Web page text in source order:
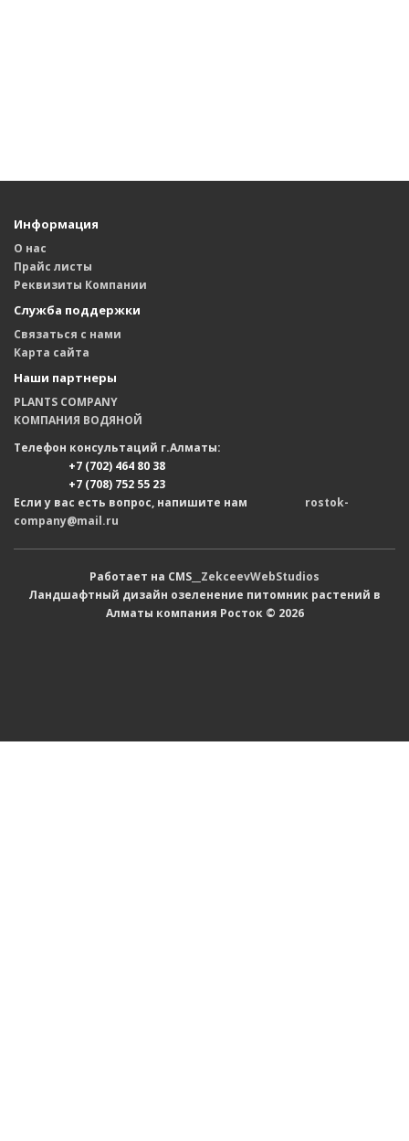
Информация
О нас
Прайс листы
Реквизиты Компании
Служба поддержки
Связаться с нами
Карта сайта
Наши партнеры
PLANTS COMPANY
КОМПАНИЯ ВОДЯНОЙ
Телефон консультаций г.Алматы:
+7 (702) 464 80 38
+7 (708) 752 55 23
Если у вас есть вопрос, напишите нам rostok-
company@mail.ru
Работает на CMS__ ZekceevWebStudios
Ландшафтный дизайн озеленение питомник растений в
Алматы компания Росток © 2026